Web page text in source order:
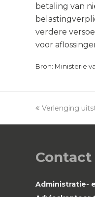
betaling van
verdere
voor
Bron: Ministerie
previous
Verlenging
Contact
Administratie-